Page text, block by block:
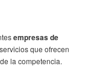
empresas de
que ofrecen
la competencia.